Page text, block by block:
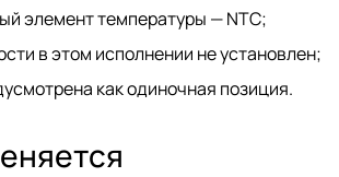
элемент температуры — NTC;
в этом исполнении не установлен;
как одиночная позиция.